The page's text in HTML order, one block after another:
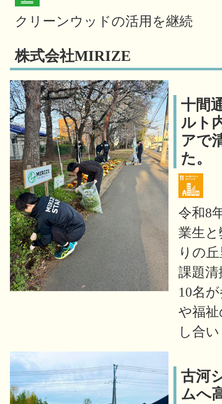
クリーンウッドの活用を継続
株式会社MIRIZE
十間
ルト
アで
た。
令和8
業生
りの
課題
10名
や福
し合
古河
ムへ